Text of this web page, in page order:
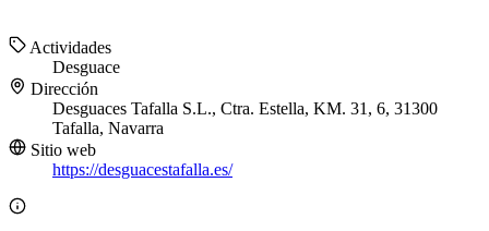
Actividades
Desguace
Dirección
Desguaces Tafalla S.L., Ctra. Estella, KM. 31, 6, 31300
Tafalla, Navarra
Sitio web
https://desguacestafalla.es/